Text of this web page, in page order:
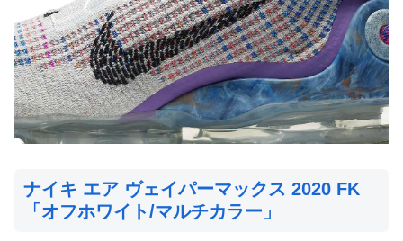
ナイキ エア ヴェイパーマックス 2020 FK
「オフホワイト/マルチカラー」